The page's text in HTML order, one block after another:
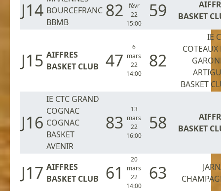
J14 BOURCEFRANC
BBMB
82
févr
22
15:00
59
BASKET
J15 AIFFRES
BASKET CLUB
47
6
mars
22
14:00
82
IE
COTEAUX
BASKET
J16
IE CTC GRAND
COGNAC
COGNAC
BASKET
AVENIR
83
13
mars
22
16:00
58
BASKET
J17 AIFFRES
BASKET CLUB
61
20
mars
22
14:00
63